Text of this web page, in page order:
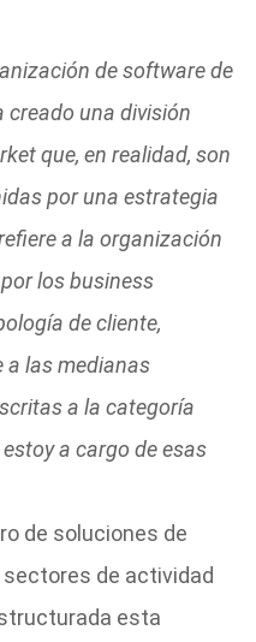
de software de
creado una división
que, en realidad, son
por una estrategia
a la organización
los business
de cliente,
a las medianas
a la categoría
a cargo de esas
de soluciones de
de actividad
esta